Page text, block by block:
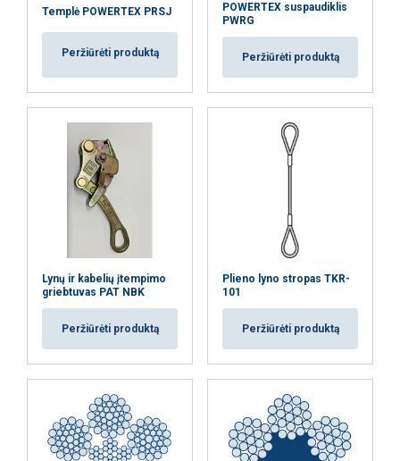
Templė POWERTEX PRSJ
Peržiūrėti produktą
POWERTEX suspaudiklis
PWRG
Peržiūrėti produktą
Lynų ir kabelių įtempimo
griebtuvas PAT NBK
Peržiūrėti produktą
Plieno lyno stropas TKR-
101
Peržiūrėti produktą